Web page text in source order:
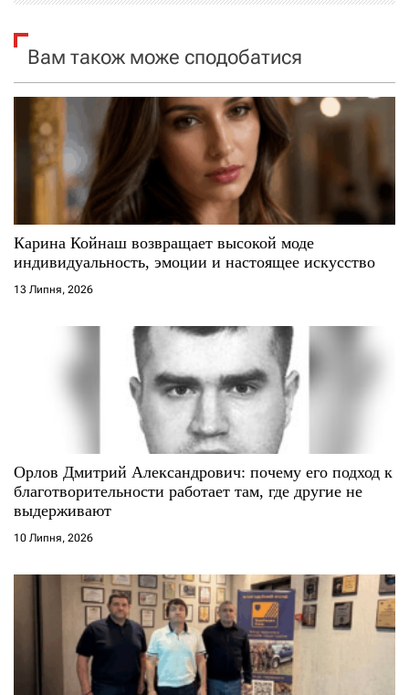
а
п
с
і
в
Вам також може сподобатися
Карина Койнаш возвращает высокой моде
индивидуальность, эмоции и настоящее искусство
13 Липня, 2026
Орлов Дмитрий Александрович: почему его подход к
благотворительности работает там, где другие не
выдерживают
10 Липня, 2026